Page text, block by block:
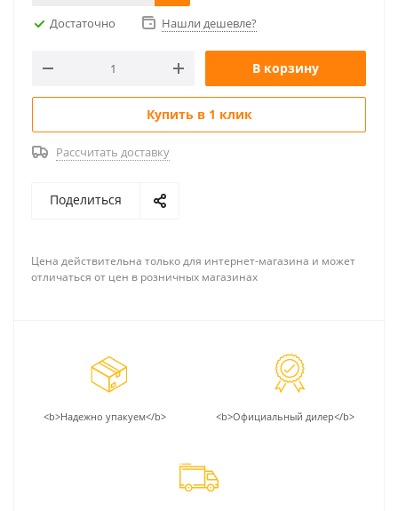
Достаточно Нашли дешевле?
В корзину
Купить в 1 клик
Рассчитать доставку
Поделиться
Цена действительна только для интернет-магазина и может
отличаться от цен в розничных магазинах
<b>Надежно упакуем</b> <b>Официальный дилер</b>